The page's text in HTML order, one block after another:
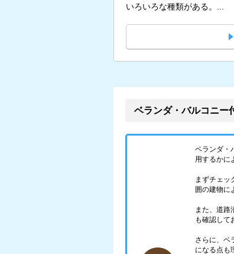
いろいろな種類がある。...
ベランダ・バルコニー
ベランダ・
用するかに
まずチェッ
囲の建物に
また、道路
も確認して
さらに、ベ
になる点も